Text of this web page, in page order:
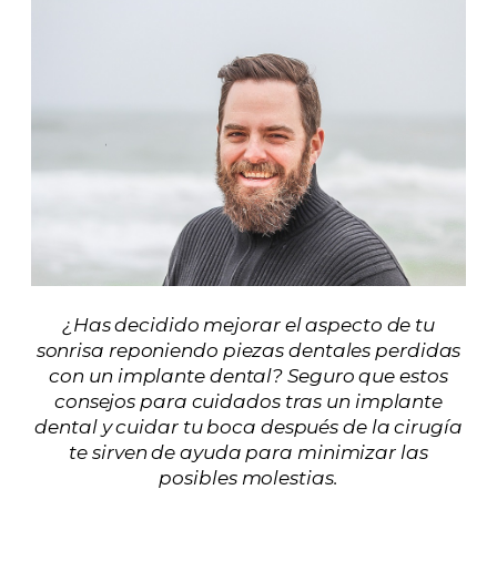
¿Has decidido mejorar el aspecto de tu
sonrisa reponiendo piezas dentales perdidas
con un implante dental? Seguro que estos
consejos para cuidados tras un implante
dental y cuidar tu boca después de la cirugía
te sirven de ayuda para minimizar las
posibles molestias.